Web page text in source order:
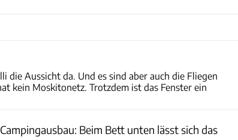
die Aussicht da. Und es sind aber auch die Fliegen
kein Moskitonetz. Trotzdem ist das Fenster ein
Beim Bett unten lässt sich das